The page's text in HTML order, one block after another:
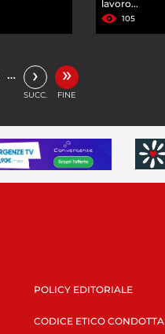
lavoro...
105
… ›
SUCC.
»
FINE
POLICY EDITORIALE
CODICE ETICO CONDOTTA